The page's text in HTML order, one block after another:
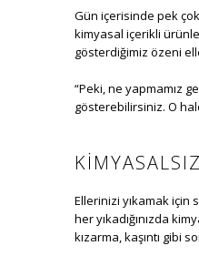
Gün içerisinde pek
kimyasal içerikli
gösterdiğimiz özeni
“Peki, ne yapmamız
gösterebilirsiniz. O
Ellerinizi yıkamak için
her yıkadığınızda
kızarma, kaşıntı gibi